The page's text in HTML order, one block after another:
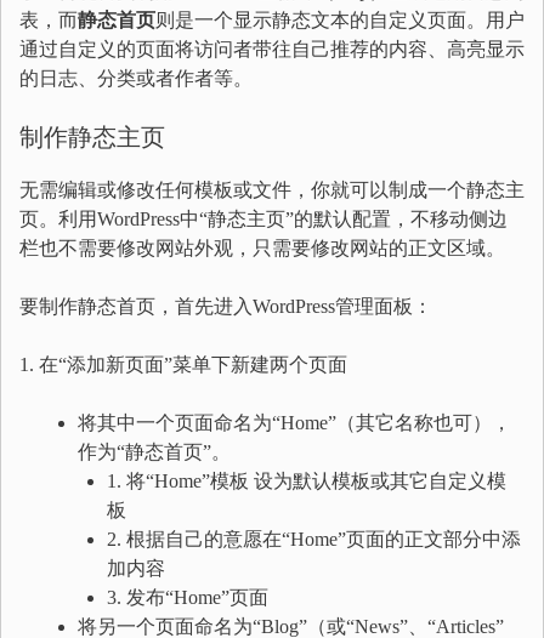
表，而静态首页则是一个显示静态文本的自定义页面。用户
通过自定义的页面将访问者带往自己推荐的内容、高亮显示
的日志、分类或者作者等。
制作静态主页
无需编辑或修改任何模板或文件，你就可以制成一个静态主
页。利用WordPress中“静态主页”的默认配置，不移动侧边
栏也不需要修改网站外观，只需要修改网站的正文区域。
要制作静态首页，首先进入WordPress管理面板：
1. 在“添加新页面”菜单下新建两个页面
将其中一个页面命名为“Home”（其它名称也可），
作为“静态首页”。
1. 将“Home”模板 设为默认模板或其它自定义模
板
2. 根据自己的意愿在“Home”页面的正文部分中添
加内容
3. 发布“Home”页面
将另一个页面命名为“Blog”（或“News”、“Articles”